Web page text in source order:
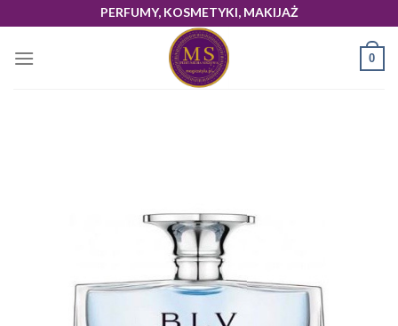
to
content
PERFUMY, KOSMETYKI, MAKIJAŻ
0